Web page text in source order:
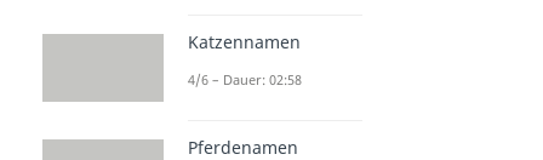
Katzennamen
4/6 – Dauer: 02:58
Pferdenamen